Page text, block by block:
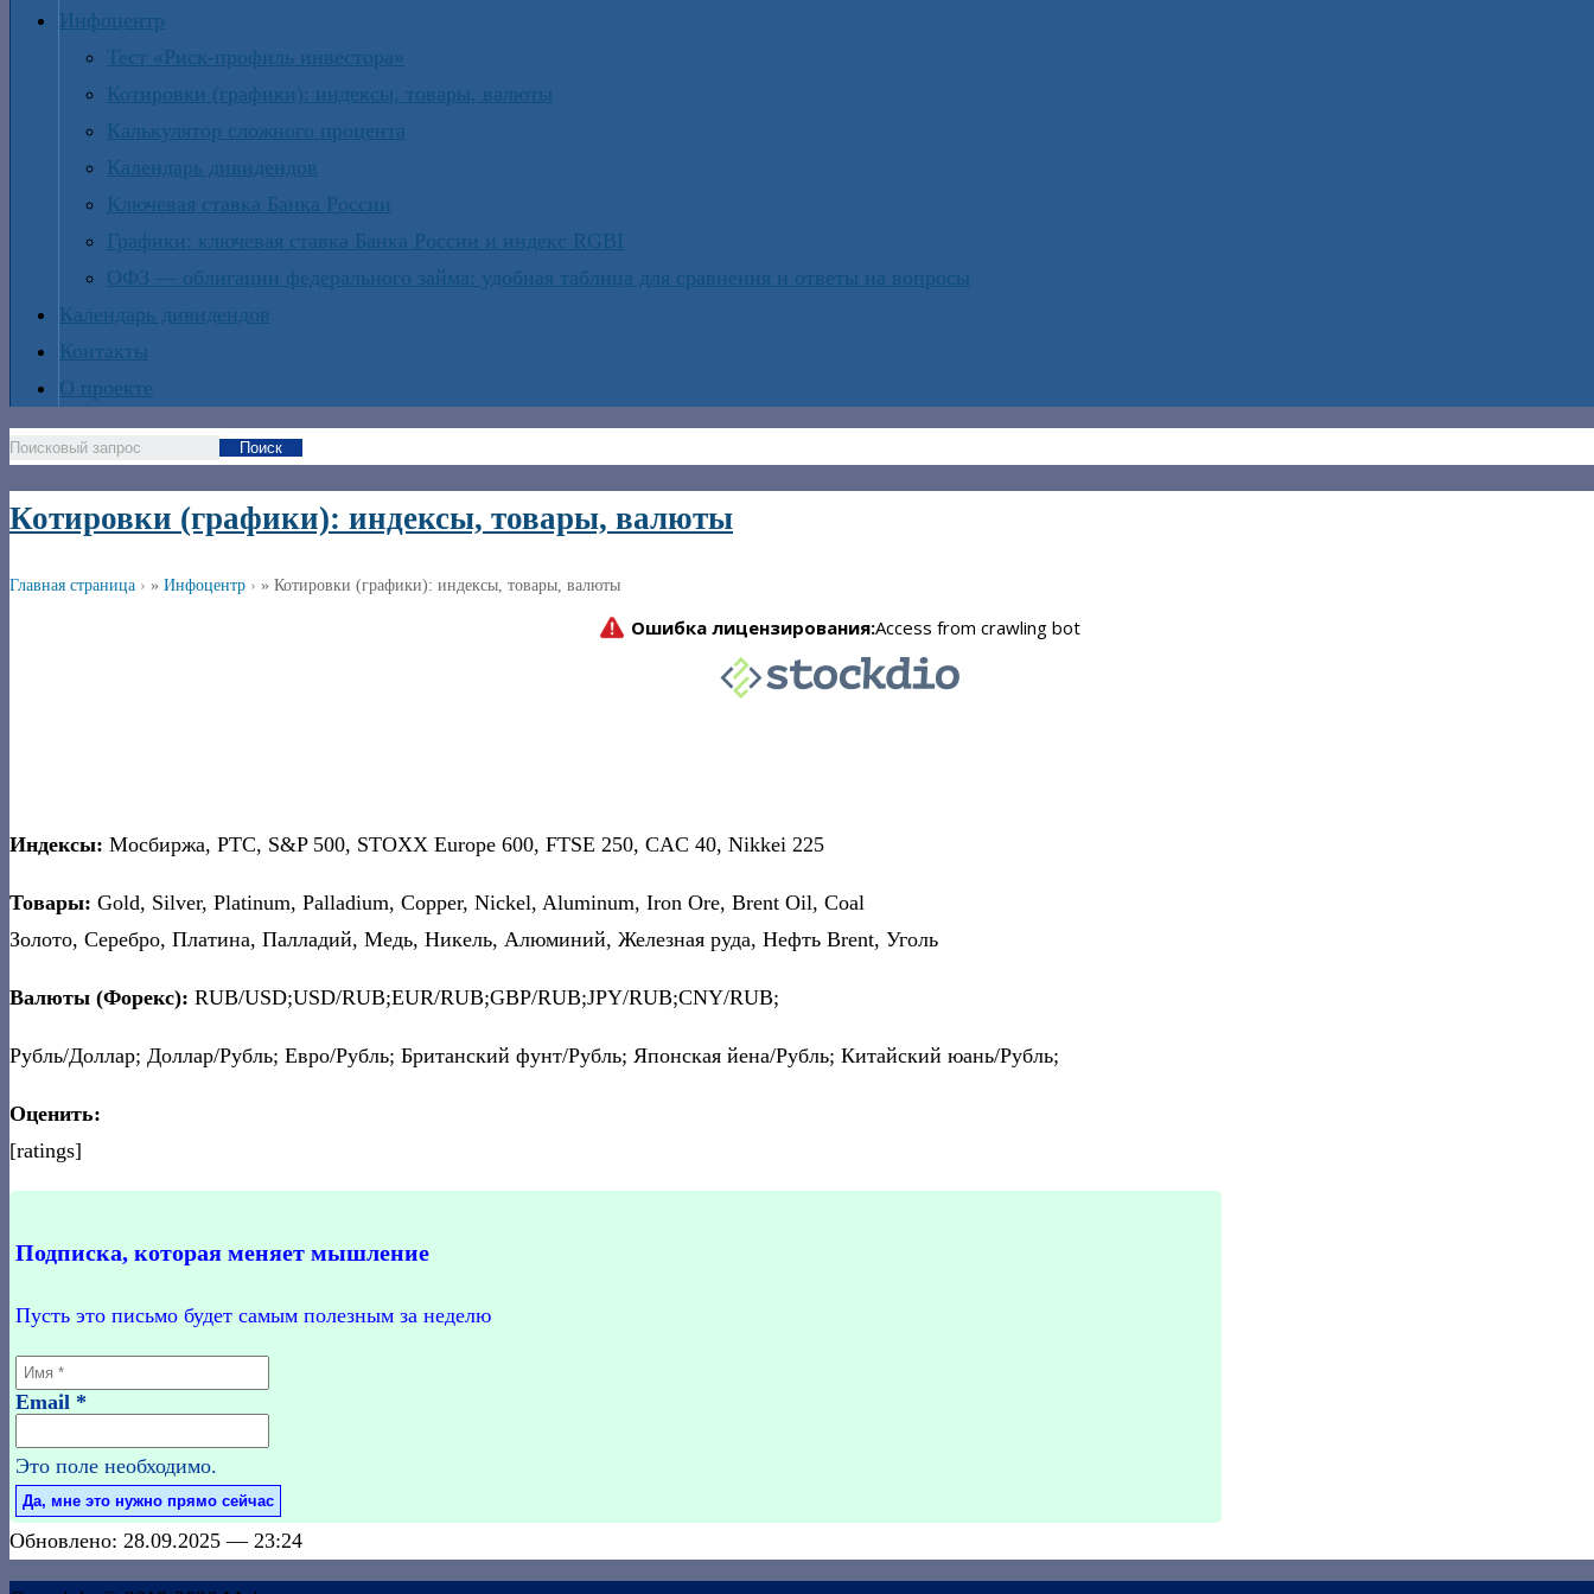
Инфоцентр
Тест «Риск-профиль инвестора»
Котировки (графики): индексы, товары, валюты
Калькулятор сложного процента
Календарь дивидендов
Ключевая ставка Банка России
Графики: ключевая ставка Банка России и индекс RGBI
ОФЗ — облигации федерального займа: удобная таблица для сравнения и ответы на вопросы
Календарь дивидендов
Контакты
О проекте
Поиск
Котировки (графики): индексы, товары, валюты
Главная страница » Инфоцентр » Котировки (графики): индексы, товары, валюты
Индексы: Мосбиржа, РТС, S&P 500, STOXX Europe 600, FTSE 250, CAC 40, Nikkei 225
Товары: Gold, Silver, Platinum, Palladium, Copper, Nickel, Aluminum, Iron Ore, Brent Oil, Coal
Золото, Серебро, Платина, Палладий, Медь, Никель, Алюминий, Железная руда, Нефть Brent, Уголь
Валюты (Форекс): RUB/USD;USD/RUB;EUR/RUB;GBP/RUB;JPY/RUB;CNY/RUB;
Рубль/Доллар; Доллар/Рубль; Евро/Рубль; Британский фунт/Рубль; Японская йена/Рубль; Китайский юань/Рубль;
Оценить:
[ratings]
Подписка, которая меняет мышление
Пусть это письмо будет самым полезным за неделю
Email *
Это поле необходимо.
Обновлено: 28.09.2025 — 23:24